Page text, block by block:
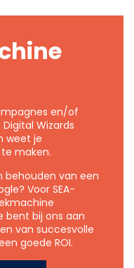
en/of
Wizards
weet je
maken.
behouden van een
Voor SEA-
bent bij ons aan
van succesvolle
goede ROI.